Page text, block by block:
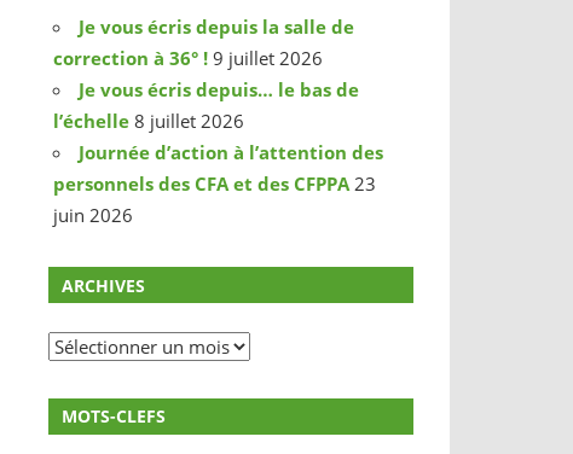
Je vous écris depuis la salle de
correction à 36° ! 9 juillet 2026
Je vous écris depuis… le bas de
l’échelle 8 juillet 2026
Journée d’action à l’attention des
personnels des CFA et des CFPPA 23
juin 2026
ARCHIVES
Archives
MOTS-CLEFS